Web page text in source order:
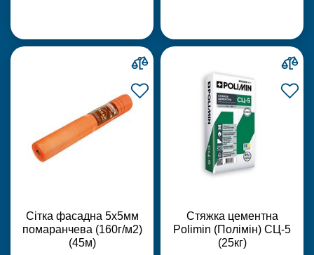
Сітка фасадна 5х5мм
помаранчева (160г/м2)
(45м)
Стяжка цементна
Polimin (Полімін) СЦ-5
(25кг)